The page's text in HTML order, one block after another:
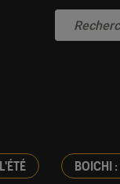
BOICHI